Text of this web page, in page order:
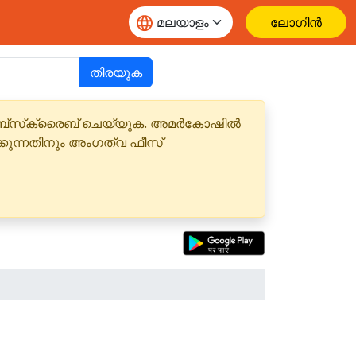
ലോഗിൻ
തിരയുക
സബ്‌സ്‌ക്രൈബ് ചെയ്യുക. അമർകോഷിൽ
അംഗത്വ ഫീസ്